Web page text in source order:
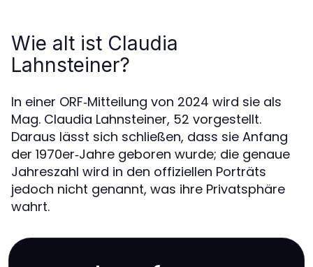
Wie alt ist Claudia
Lahnsteiner?
In einer ORF‑Mitteilung von 2024 wird sie als
Mag. Claudia Lahnsteiner, 52 vorgestellt.
Daraus lässt sich schließen, dass sie Anfang
der 1970er‑Jahre geboren wurde; die genaue
Jahreszahl wird in den offiziellen Porträts
jedoch nicht genannt, was ihre Privatsphäre
wahrt.